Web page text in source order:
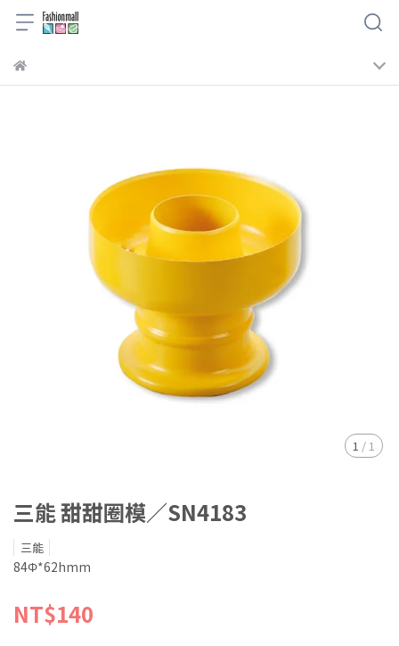
1 / 1
三能 甜甜圈模／SN4183
三能
84Φ*62hmm
NT$140